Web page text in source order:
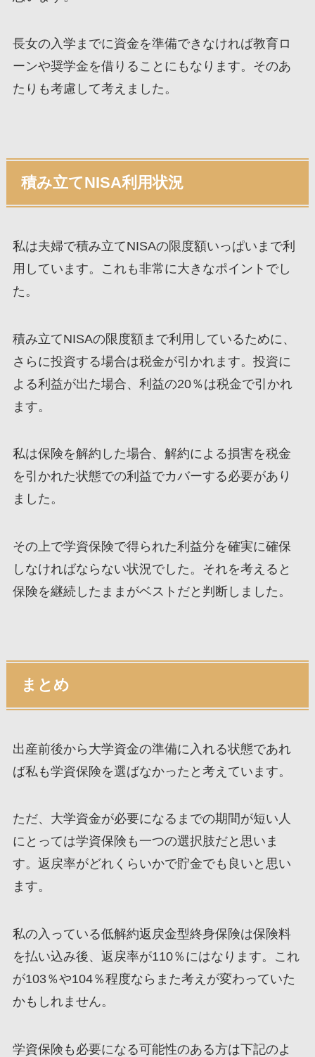
長女の入学までに資金を準備できなければ教育ロ
ーンや奨学金を借りることにもなります。そのあ
たりも考慮して考えました。
積み立てNISA利用状況
私は夫婦で積み立てNISAの限度額いっぱいまで利
用しています。これも非常に大きなポイントでし
た。
積み立てNISAの限度額まで利用しているために、
さらに投資する場合は税金が引かれます。 投資に
よる利益が出た場合、利益の20％は税金で引かれ
ます。
私は保険を解約した場合、 解約による損害を税金
を引かれた状態での利益でカバーする必要があり
ました。
その上で学資保険で得られた利益分を確実に確保
しなければならない状況でした。それを考えると
保険を継続したままがベストだと判断しました。
まとめ
出産前後から大学資金の準備に入れる状態であれ
ば私も学資保険を選ばなかったと考えています。
ただ、大学資金が必要になるまでの期間が短い人
にとっては学資保険も一つの選択肢だと思いま
す。返戻率がどれくらいかで貯金でも良いと思い
ます。
私の入っている低解約返戻金型終身保険は保険料
を払い込み後、返戻率が110％にはなります。これ
が103％や104％程度ならまた考えが変わっていた
かもしれません。
学資保険も必要になる可能性のある方は下記のよ